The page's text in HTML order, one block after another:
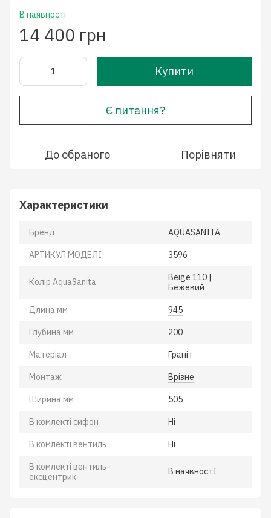
В наявності
14 400 грн
Купити
Є питання?
До обраного Порівняти
Характеристики
Бренд AQUASANITA
АРТИКУЛ МОДЕЛІ 3596
Колiр AquaSanita
Beige 110 |
Бежевий
Длина мм 945
Глубина мм 200
Матеріал Гранiт
Монтаж Врiзне
Ширина мм 505
В комлектi сифон Нi
В комлектi вентиль Нi
В комлектi вентиль-
ексцентрик-
В начвностI